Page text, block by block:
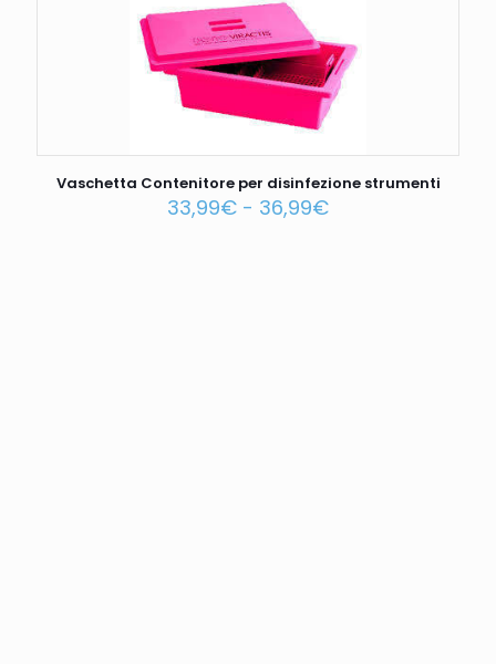
Vaschetta Contenitore per disinfezione strumenti
33,99€ - 36,99€